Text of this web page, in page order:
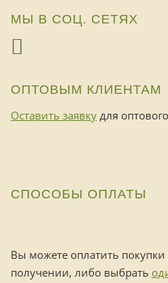
МЫ В СОЦ. СЕТЯХ
ОПТОВЫМ КЛИЕНТАМ
Оставить заявку для
СПОСОБЫ ОПЛАТЫ
Вы можете оплатить
получении, либо выбрать